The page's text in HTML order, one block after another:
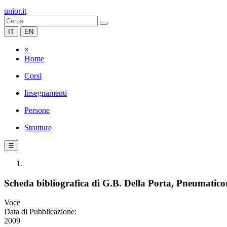
unior.it
IT EN
×
Home
Corsi
Insegnamenti
Persone
Strutture
☰
Scheda bibliografica di G.B. Della Porta,
Voce
Data di Pubblicazione:
2009